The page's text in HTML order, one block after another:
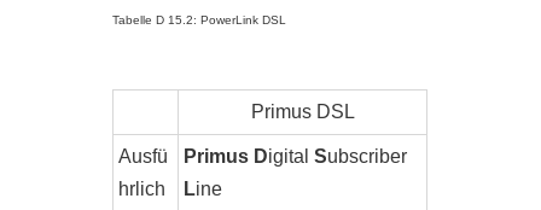
Tabelle D 15.2: PowerLink DSL
Primus DSL
Ausfü
hrlich
Primus Digital Subscriber
Line